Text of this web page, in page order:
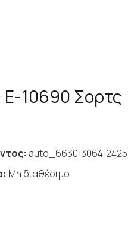
E-10690 Σορτς
auto_6630:3064:2425
Μη διαθέσιμο